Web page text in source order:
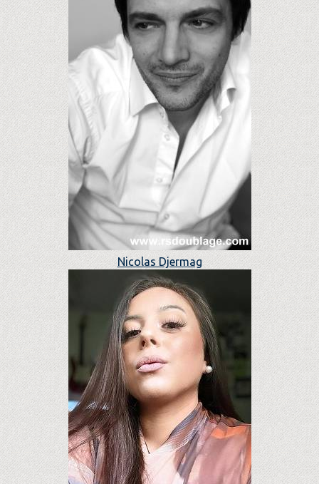
Nicolas Djermag